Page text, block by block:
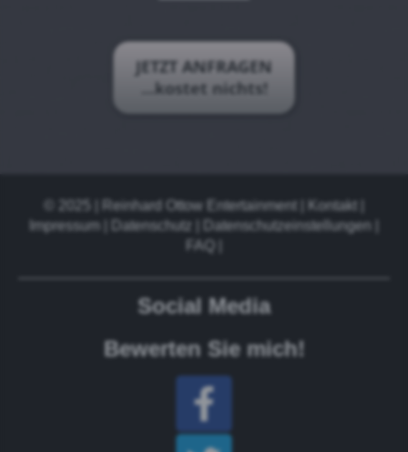
JETZT ANFRAGEN
...kostet nichts!
© 2025 | Reinhard Ottow Entertainment | Kontakt
Impressum
| Datenschutz | Datenschutzeinstellungen
FAQ
Social Media
Bewerten Sie mich!